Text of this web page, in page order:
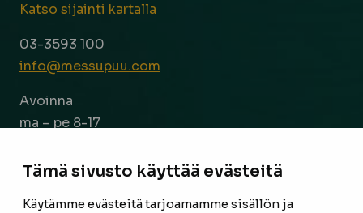
Tämä sivusto käyttää evästeitä
Käytämme evästeitä tarjoamamme sisällön ja
Katso sijainti kartalla
03-3593 100
info@messupuu.com
Avoinna
ma – pe 8-17